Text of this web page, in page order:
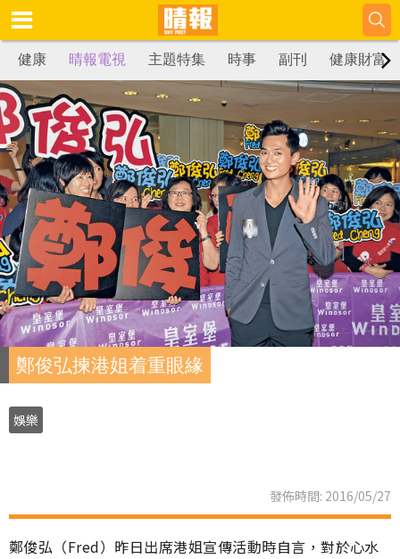
健康 晴報電視 主題特集 時事 副刊 健康財富
鄭俊弘揀港姐着重眼緣
娛樂
發佈時間: 2016/05/27
鄭俊弘（Fred）昨日出席港姐宣傳活動時自言，對於心水